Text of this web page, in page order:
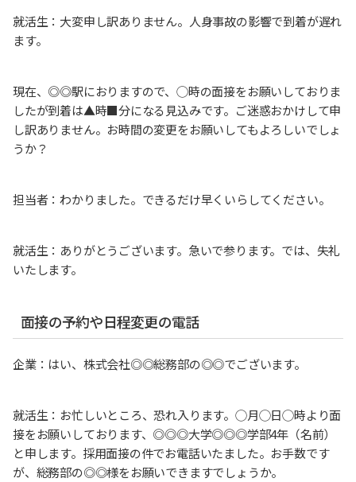
就活生：大変申し訳ありません。人身事故の影響で到着が遅れ
ます。
現在、◎◎駅におりますので、◯時の面接をお願いしておりま
したが到着は▲時■分になる見込みです。ご迷惑おかけして申
し訳ありません。お時間の変更をお願いしてもよろしいでしょ
うか？
担当者：わかりました。できるだけ早くいらしてください。
就活生：ありがとうございます。急いで参ります。では、失礼
いたします。
面接の予約や日程変更の電話
企業：はい、株式会社◎◎総務部の◎◎でございます。
就活生：お忙しいところ、恐れ入ります。◯月◯日◯時より面
接をお願いしております、◎◎◎大学◎◎◎学部4年（名前）
と申します。採用面接の件でお電話いたました。お手数です
が、総務部の◎◎様をお願いできますでしょうか。